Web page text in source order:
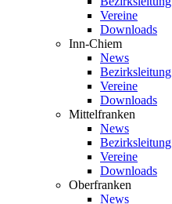
Vereine
Downloads
Inn-Chiem
News
Bezirksleitung
Vereine
Downloads
Mittelfranken
News
Bezirksleitung
Vereine
Downloads
Oberfranken
News